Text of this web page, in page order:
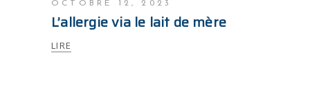
OCTOBRE 12, 2023
L’allergie via le lait de mère
LIRE